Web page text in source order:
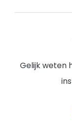
Gelijk weten